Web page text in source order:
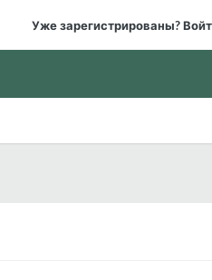
Уже зарегистрированы?